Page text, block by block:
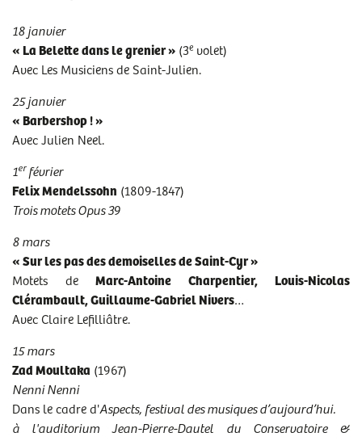
PROGRAMME DE L'AUDITION DU 15 MARS 2025
PROGRAMME DE L'AUDITION DU 22 MARS 2025
PROGRAMME DE L'AUDITION DU 26 AVRIL 2025
PROGRAMME DE L'AUDITION DU 24 MAI 2025
PROGRAMME DE L'AUDITION DU 21 JUIN 2025
18 janvier
« La Belette dans le grenier » (3e volet)
Avec Les Musiciens de Saint-Julien.
25 janvier
« Barbershop ! »
Avec Julien Neel.
1er février
Felix Mendelssohn (1809-1847)
Trois motets Opus 39
8 mars
« Sur les pas des demoiselles de Saint-Cyr »
Motets de Marc-Antoine Charpentier, Louis-Nicolas
Clérambault, Guillaume-Gabriel Nivers…
Avec Claire Lefilliâtre.
15 mars
Zad Moultaka (1967)
Nenni Nenni
Dans le cadre d'Aspects, festival des musiques d’aujourd’hui.
à l'auditorium Jean-Pierre-Dautel du Conservatoire &